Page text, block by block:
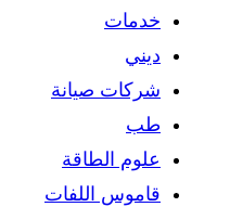
خدمات
ديني
شركات صيانة
طب
علوم الطاقة
قاموس اللفات